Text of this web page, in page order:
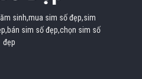
sinh,mua sim số đẹp,sim
sim số đẹp,chọn sim số
đẹp